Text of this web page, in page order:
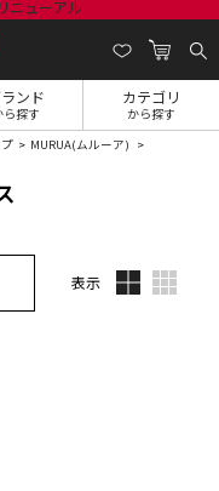
ンド
ら探す
カテゴリ
から探す
MURUA(ムルーア)
表示